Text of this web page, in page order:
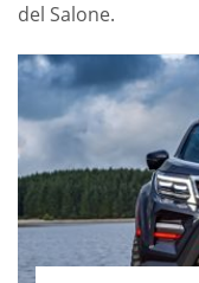
del Salone.